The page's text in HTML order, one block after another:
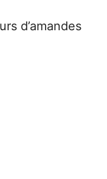
d’amandes